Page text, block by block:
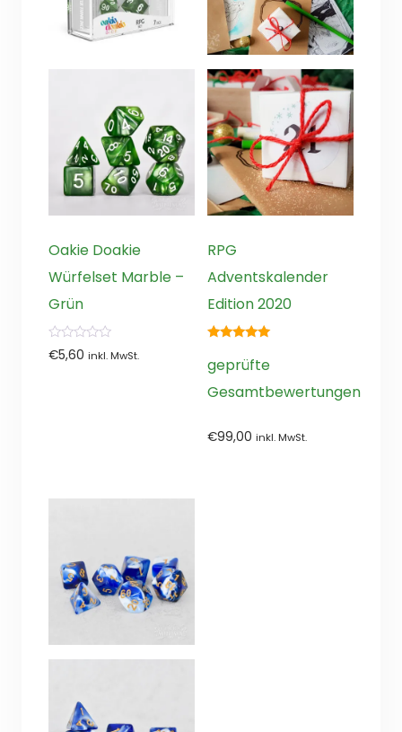
Oakie Doakie
Würfelset Marble –
Grün
0
von
€5,60 inkl. MwSt.
RPG
Adventskalender
Edition 2020
von 5
geprüfte
Gesamtbewertungen
€99,00 inkl. MwSt.